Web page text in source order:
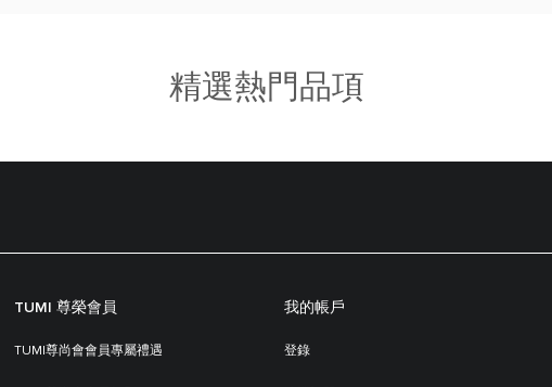
精選熱門品項
TUMI 尊榮會員
TUMI尊尚會會員專屬禮遇
我的帳戶
登錄